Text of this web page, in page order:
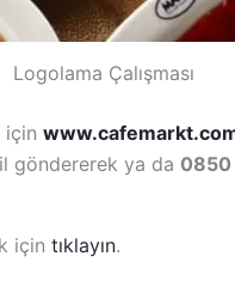
Logolama Çalışması
göndererek ya da 0850
için tıklayın.